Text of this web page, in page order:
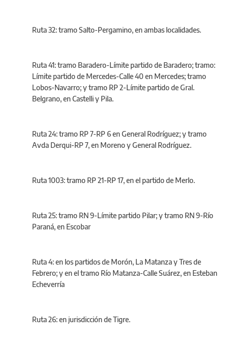
Ruta 32: tramo Salto-Pergamino, en ambas localidades.
Ruta 41: tramo Baradero-Límite partido de Baradero; tramo:
Límite partido de Mercedes-Calle 40 en Mercedes; tramo
Lobos-Navarro; y tramo RP 2-Límite partido de Gral.
Belgrano, en Castelli y Pila.
Ruta 24: tramo RP 7-RP 6 en General Rodríguez; y tramo
Avda Derqui-RP 7, en Moreno y General Rodríguez.
Ruta 1003: tramo RP 21-RP 17, en el partido de Merlo.
Ruta 25: tramo RN 9-Límite partido Pilar; y tramo RN 9-Río
Paraná, en Escobar
Ruta 4: en los partidos de Morón, La Matanza y Tres de
Febrero; y en el tramo Río Matanza-Calle Suárez, en Esteban
Echeverría
Ruta 26: en jurisdicción de Tigre.